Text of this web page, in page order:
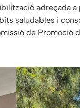
adreçada
saludables i
de Promoció